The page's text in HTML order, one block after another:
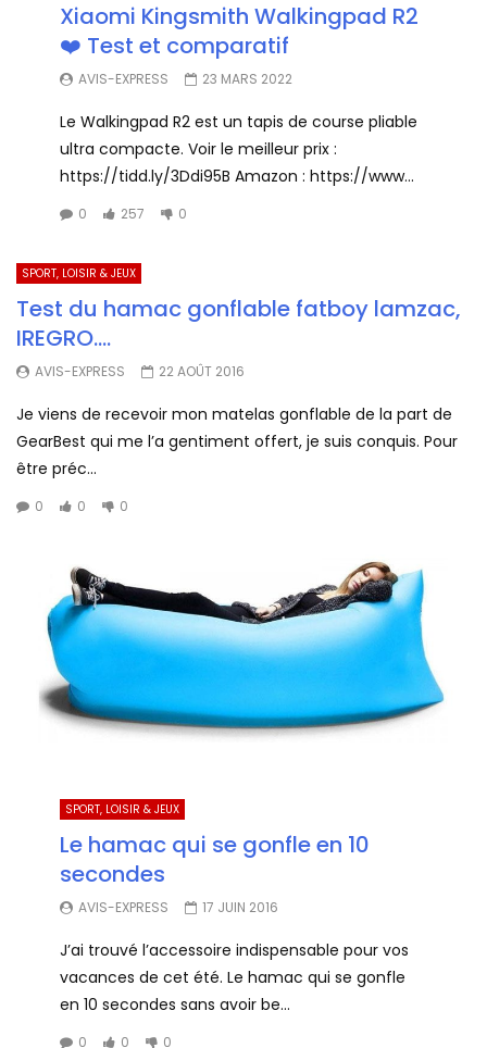
Xiaomi Kingsmith Walkingpad R2
❤️ Test et comparatif
AVIS-EXPRESS 23 MARS 2022
Le Walkingpad R2 est un tapis de course pliable
ultra compacte. Voir le meilleur prix :
https://tidd.ly/3Ddi95B Amazon : https://www...
0 257 0
SPORT, LOISIR & JEUX
Test du hamac gonflable fatboy lamzac,
IREGRO….
AVIS-EXPRESS 22 AOÛT 2016
Je viens de recevoir mon matelas gonflable de la part de
GearBest qui me l’a gentiment offert, je suis conquis. Pour
être préc...
0 0 0
SPORT, LOISIR & JEUX
Le hamac qui se gonfle en 10
secondes
AVIS-EXPRESS 17 JUIN 2016
J’ai trouvé l’accessoire indispensable pour vos
vacances de cet été. Le hamac qui se gonfle
en 10 secondes sans avoir be...
0 0 0